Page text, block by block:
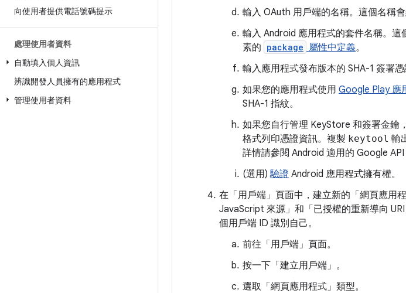
向使用者提供電話號碼提示
處理使用者資料
自動填入個人資訊
辨識開發人員擁有的應用程式
管理使用者資料
輸入 OAuth 用戶端的名稱。這個名稱
輸入 Android 應用程式的套件名稱。這
素的 package 屬性中定義。
輸入應用程式發布版本的 SHA-1 簽署憑
如果您的應用程式使用 Google Play 應
SHA-1 指紋。
如果您自行管理 KeyStore 和簽署金鑰
格式列印憑證資訊。複製 keytool 輸
詳情請參閱 Android 適用的 Google
(選用)驗證 Android 應用程式擁有權。
在「用戶端」 頁面中，建立新的「網頁應用
JavaScript 來源」和「已授權的重新導向
個用戶端 ID 識別自己。
前往「用戶端」頁面。
按一下「建立用戶端」 。
選取「網頁應用程式」 類型。